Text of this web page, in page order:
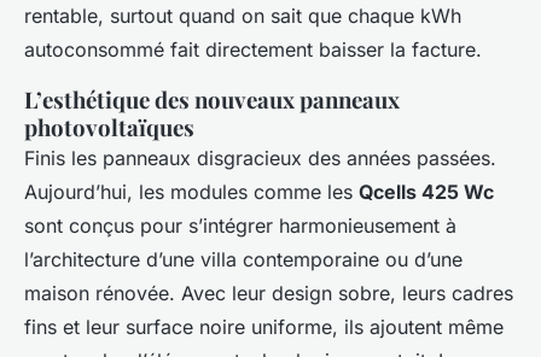
rentable, surtout quand on sait que chaque kWh
autoconsommé fait directement baisser la facture.
L’esthétique des nouveaux panneaux
photovoltaïques
Finis les panneaux disgracieux des années passées.
Aujourd’hui, les modules comme les Qcells 425 Wc
sont conçus pour s’intégrer harmonieusement à
l’architecture d’une villa contemporaine ou d’une
maison rénovée. Avec leur design sobre, leurs cadres
fins et leur surface noire uniforme, ils ajoutent même